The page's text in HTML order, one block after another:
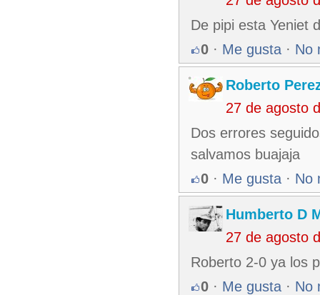
De pipi esta Yeniet
0 · Me gusta · No
Roberto
27 de agosto
Dos errores
salvamos buajaja
0 · Me gusta · No
Humberto D
27 de agosto
Roberto 2-0 ya los
0 · Me gusta · No